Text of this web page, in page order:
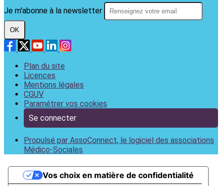
Je m'abonne à la newsletter
OK
Plan du site
Licences
Mentions légales
CGUV
Paramétrer vos cookies
Se connecter
Propulsé par AssoConnect, le logiciel des associations
Médico-Sociales
Vos choix en matière de confidentialité